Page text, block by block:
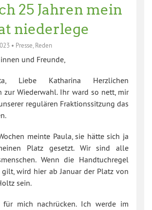
25 Jahren mein
niederlege
• Presse, Reden
und Freunde,
Liebe Katharina Herzlichen
zur Wiederwahl. Ihr ward so nett, mir
regulären Fraktionssitzung das
meinte Paula, sie hätte sich ja
Platz gesetzt. Wir sind alle
Wenn die Handtuchregel
wird hier ab Januar der Platz von
sein.
mich nachrücken. Ich werde im